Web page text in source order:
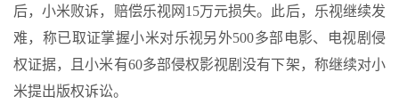
后，小米败诉，赔偿乐视网15万元损失。此后，乐视继续发
难，称已取证掌握小米对乐视另外500多部电影、电视剧侵
权证据，且小米有60多部侵权影视剧没有下架，称继续对小
米提出版权诉讼。